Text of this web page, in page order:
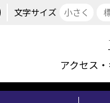
文字サイズ 小さく
アクセス